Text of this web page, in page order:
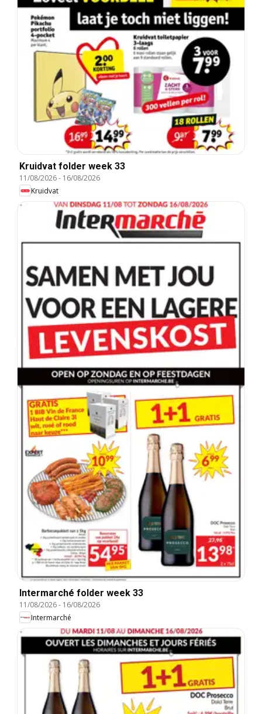
Kruidvat folder week 33
11/08/2026- 16/08/2026
Kruidvat
Intermarché folder week 33
11/08/2026- 16/08/2026
Intermarché